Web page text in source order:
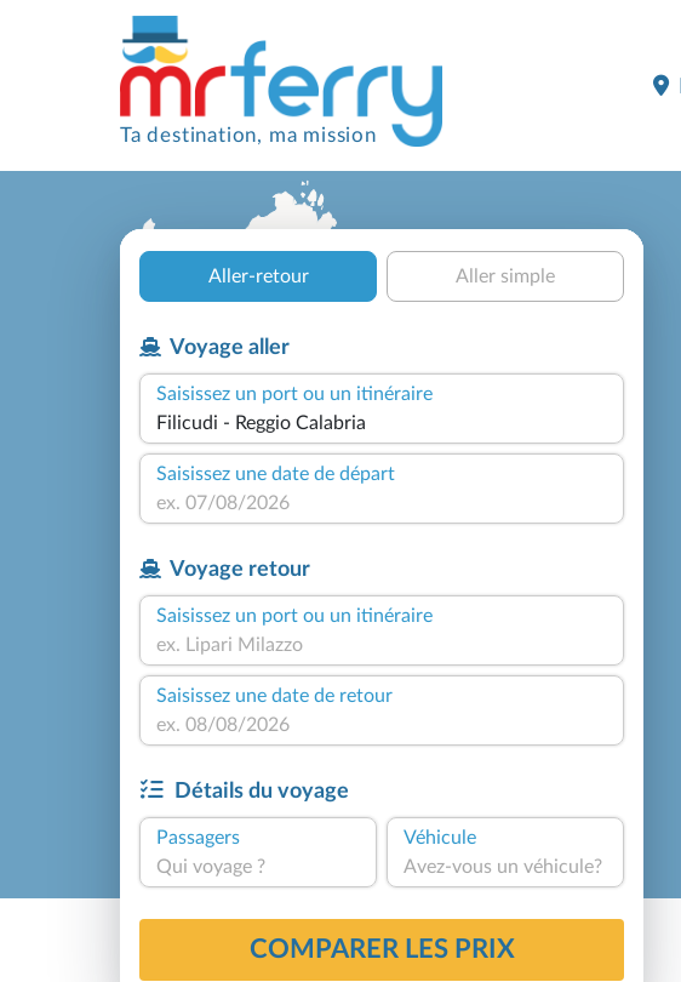
Ta destination, ma mission
Aller-retour Aller simple
Voyage aller
Saisissez un port ou un itinéraire
Saisissez une date de départ
Voyage retour
Saisissez un port ou un itinéraire
Saisissez une date de retour
Détails du voyage
Passagers
Qui voyage ?
Véhicule
Avez-vous un véhicule?
COMPARER LES PRIX